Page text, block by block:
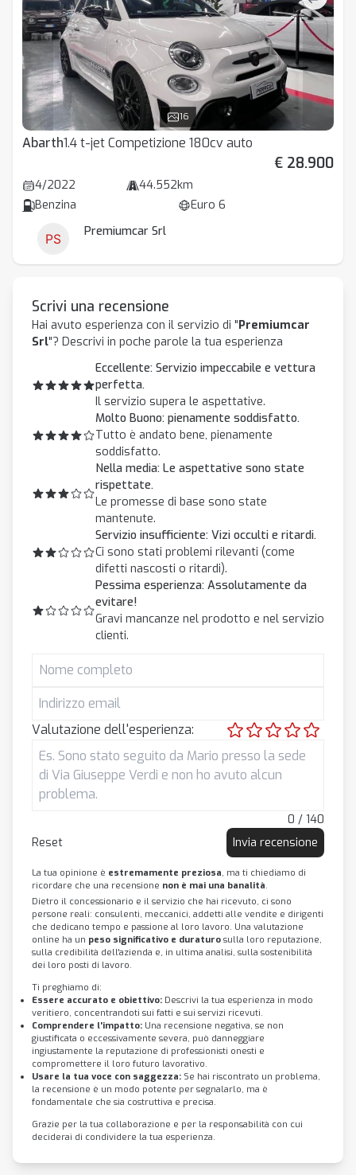
16
Abarth1.4 t-jet Competizione 180cv auto
€ 28.900
4/2022
44.552km
Benzina
Euro 6
Premiumcar Srl
Scrivi una recensione
Hai avuto esperienza con il servizio di "Premiumcar
Srl"? Descrivi in poche parole la tua esperienza
Valutazione dell'esperienza:
0 / 140
Reset
Invia recensione
Pessima esperienza: Assolutamente da
evitare!
Gravi mancanze nel prodotto e nel servizio
clienti.
Servizio insufficiente: Vizi occulti e ritardi.
Ci sono stati problemi rilevanti (come
difetti nascosti o ritardi).
Nella media: Le aspettative sono state
rispettate.
Le promesse di base sono state
mantenute.
Molto Buono: pienamente soddisfatto.
Tutto è andato bene, pienamente
soddisfatto.
Eccellente: Servizio impeccabile e vettura
perfetta.
Il servizio supera le aspettative.
La tua opinione è estremamente preziosa, ma ti chiediamo di
ricordare che una recensione non è mai una banalità.
Dietro il concessionario e il servizio che hai ricevuto, ci sono
persone reali: consulenti, meccanici, addetti alle vendite e dirigenti
che dedicano tempo e passione al loro lavoro. Una valutazione
online ha un peso significativo e duraturo sulla loro reputazione,
sulla credibilità dell'azienda e, in ultima analisi, sulla sostenibilità
dei loro posti di lavoro.
Ti preghiamo di:
Essere accurato e obiettivo: Descrivi la tua esperienza in modo
veritiero, concentrandoti sui fatti e sui servizi ricevuti.
Comprendere l'impatto: Una recensione negativa, se non
giustificata o eccessivamente severa, può danneggiare
ingiustamente la reputazione di professionisti onesti e
compromettere il loro futuro lavorativo.
Usare la tua voce con saggezza: Se hai riscontrato un problema,
la recensione è un modo potente per segnalarlo, ma è
fondamentale che sia costruttiva e precisa.
Grazie per la tua collaborazione e per la responsabilità con cui
deciderai di condividere la tua esperienza.